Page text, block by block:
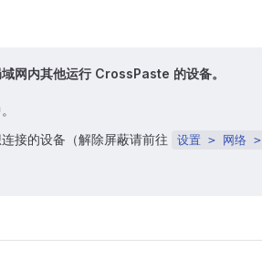
网内其他运行 CrossPaste 的设备。
接的设备（解除屏蔽请前往
设置 > 网络